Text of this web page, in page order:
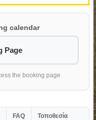
calendar
Page
the booking page
FAQ Τοποθεσία